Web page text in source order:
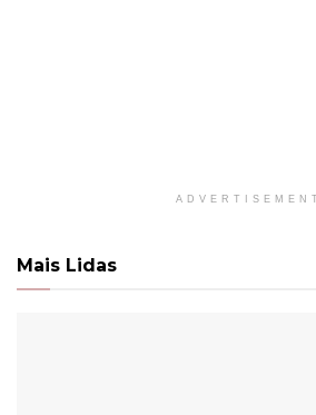
ADVERTISEMENT
Mais Lidas